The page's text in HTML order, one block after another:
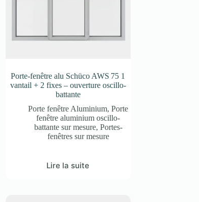
Porte-fenêtre alu Schüco AWS 75 1
vantail + 2 fixes – ouverture oscillo-
battante
Porte fenêtre Aluminium,Porte
fenêtre aluminium oscillo-
battante sur mesure, Portes-
fenêtres sur mesure
Lire la suite